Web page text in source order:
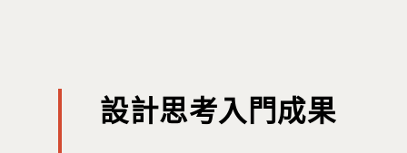
設計思考入門成果
學院簡介
業務單位